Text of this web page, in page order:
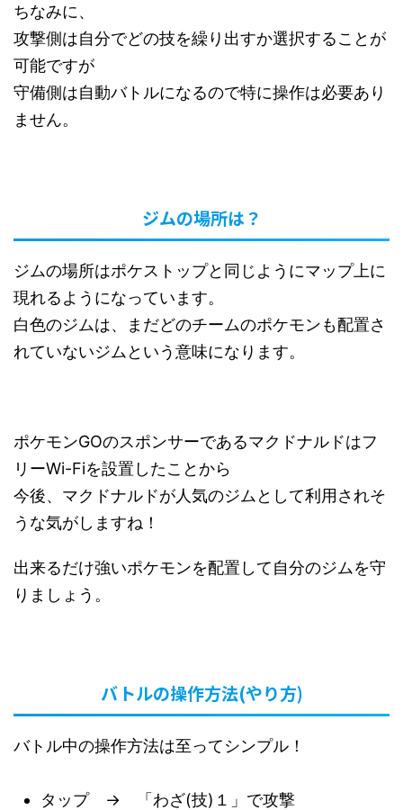
ちなみに、
攻撃側は自分でどの技を繰り出すか選択することが
可能ですが
守備側は自動バトルになるので特に操作は必要あり
ません。
ジムの場所は？
ジムの場所はポケストップと同じようにマップ上に
現れるようになっています。
白色のジムは、まだどのチームのポケモンも配置さ
れていないジムという意味になります。
ポケモンGOのスポンサーであるマクドナルドはフ
リーWi-Fiを設置したことから
今後、マクドナルドが人気のジムとして利用されそ
うな気がしますね！
出来るだけ強いポケモンを配置して自分のジムを守
りましょう。
バトルの操作方法(やり方)
バトル中の操作方法は至ってシンプル！
タップ → 「わざ(技)１」で攻撃